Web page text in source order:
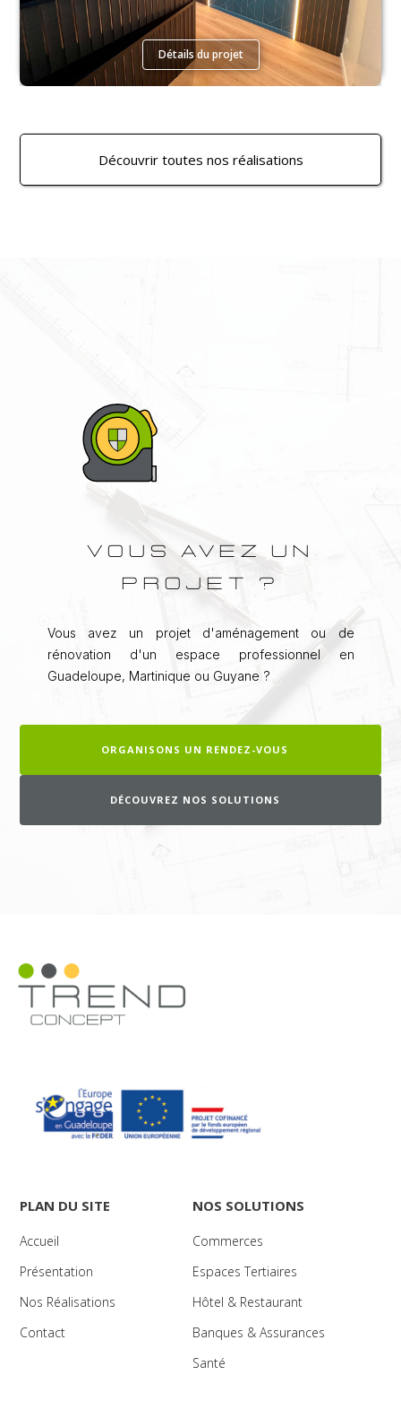
Détails du projet
Découvrir toutes nos réalisations
VOUS AVEZ UN
PROJET ?
Vous avez un projet d'aménagement ou de
rénovation d'un espace professionnel en
Guadeloupe, Martinique ou Guyane ?
ORGANISONS UN RENDEZ-VOUS
DÉCOUVREZ NOS SOLUTIONS
PLAN DU SITE
Accueil
Présentation
Nos Réalisations
Contact
NOS SOLUTIONS
Commerces
Espaces Tertiaires
Hôtel & Restaurant
Banques & Assurances
Santé